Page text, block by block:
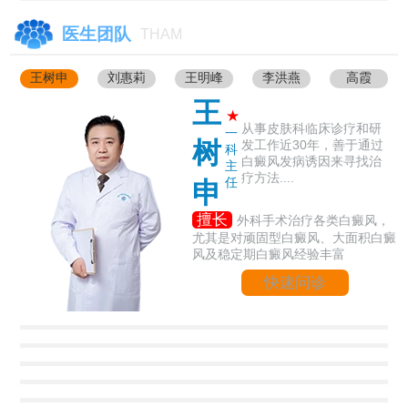
医生团队 THAM
王树申 刘惠莉 王明峰 李洪燕 高霞
王
树
申
★
一
科
主
任
从事皮肤科临床诊疗和研
发工作近30年，善于通过
白癜风发病诱因来寻找治
疗方法....
擅长
外科手术治疗各类白癜风，
尤其是对顽固型白癜风、大面积白癜
风及稳定期白癜风经验丰富
快速问诊